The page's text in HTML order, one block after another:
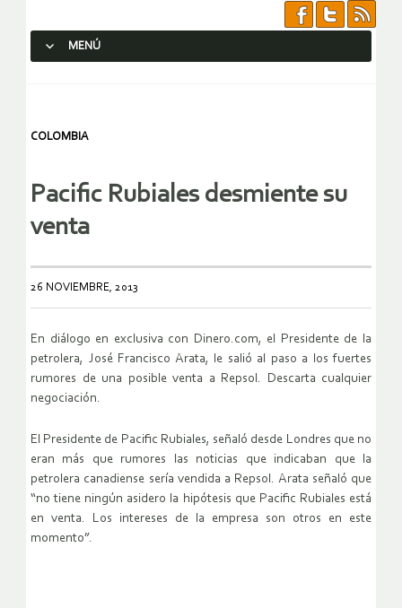
MENÚ
COLOMBIA
Pacific Rubiales desmiente su
venta
26 NOVIEMBRE, 2013
En diálogo en exclusiva con Dinero.com, el Presidente de la
petrolera, José Francisco Arata, le salió al paso a los fuertes
rumores de una posible venta a Repsol. Descarta cualquier
negociación.
El Presidente de Pacific Rubiales, señaló desde Londres que no
eran más que rumores las noticias que indicaban que la
petrolera canadiense sería vendida a Repsol. Arata señaló que
“no tiene ningún asidero la hipótesis que Pacific Rubiales está
en venta. Los intereses de la empresa son otros en este
momento”.